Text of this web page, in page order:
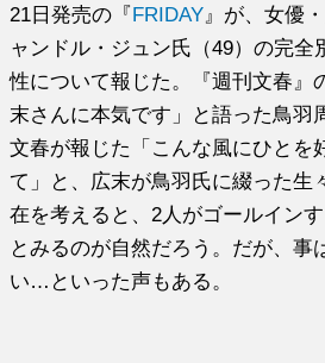
21日発売の『FRIDAY 』が、女優
ャンドル・ジュン氏（49）の完全
性について報じた。『週刊文春』
末さんに本気です」と語った鳥羽
文春が報じた「こんな風にひとを
て」と、広末が鳥羽氏に綴った生
在を考えると、2人がゴールイン
とみるのが自然だろう。だが、事
い…といった声もある。